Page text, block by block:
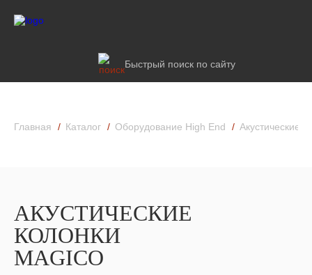
Быстрый поиск по сайту
Главная Каталог Оборудование High End Акустические
АКУСТИЧЕСКИЕ
КОЛОНКИ
MAGICO